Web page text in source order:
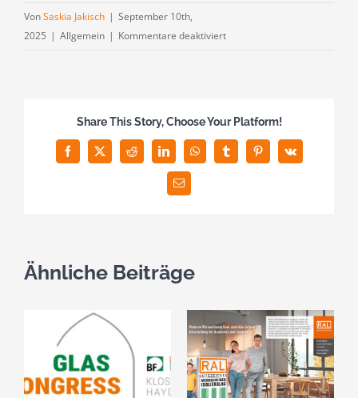
VonSaskia Jakisch | September 10th,
2025 | Allgemein | Kommentare deaktiviertfür
Share This Story, Choose Your Platform!
Facebook
X Reddit LinkedInWhatsAppTumblrPinterest
Vk
E-
Mail
Ähnliche Beiträge